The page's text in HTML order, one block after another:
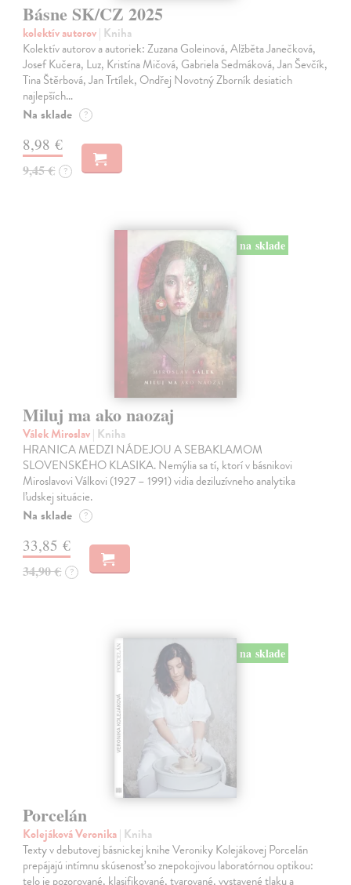
Básne SK/CZ 2025
kolektív autorov| Kniha
Kolektív autorov a autoriek: Zuzana Goleinová, Alžběta Janečková,
Josef Kučera, Luz, Kristína Mičová, Gabriela Sedmáková, Jan Ševčík,
Tina Štěrbová, Jan Trtílek, Ondřej Novotný Zborník desiatich
najlepších…
Na sklade ?
8,98 €
9,45 € ?
na sklade
Miluj ma ako naozaj
Válek Miroslav| Kniha
HRANICA MEDZI NÁDEJOU A SEBAKLAMOM
SLOVENSKÉHO KLASIKA. Nemýlia sa tí, ktorí v básnikovi
Miroslavovi Válkovi (1927 – 1991) vidia deziluzívneho analytika
ľudskej situácie.
Na sklade ?
33,85 €
34,90 € ?
na sklade
Porcelán
Kolejáková Veronika| Kniha
Texty v debutovej básnickej knihe Veroniky Kolejákovej Porcelán
prepájajú intímnu skúsenosť so znepokojivou laboratórnou optikou:
telo je pozorované, klasifikované, tvarované, vystavené tlaku a